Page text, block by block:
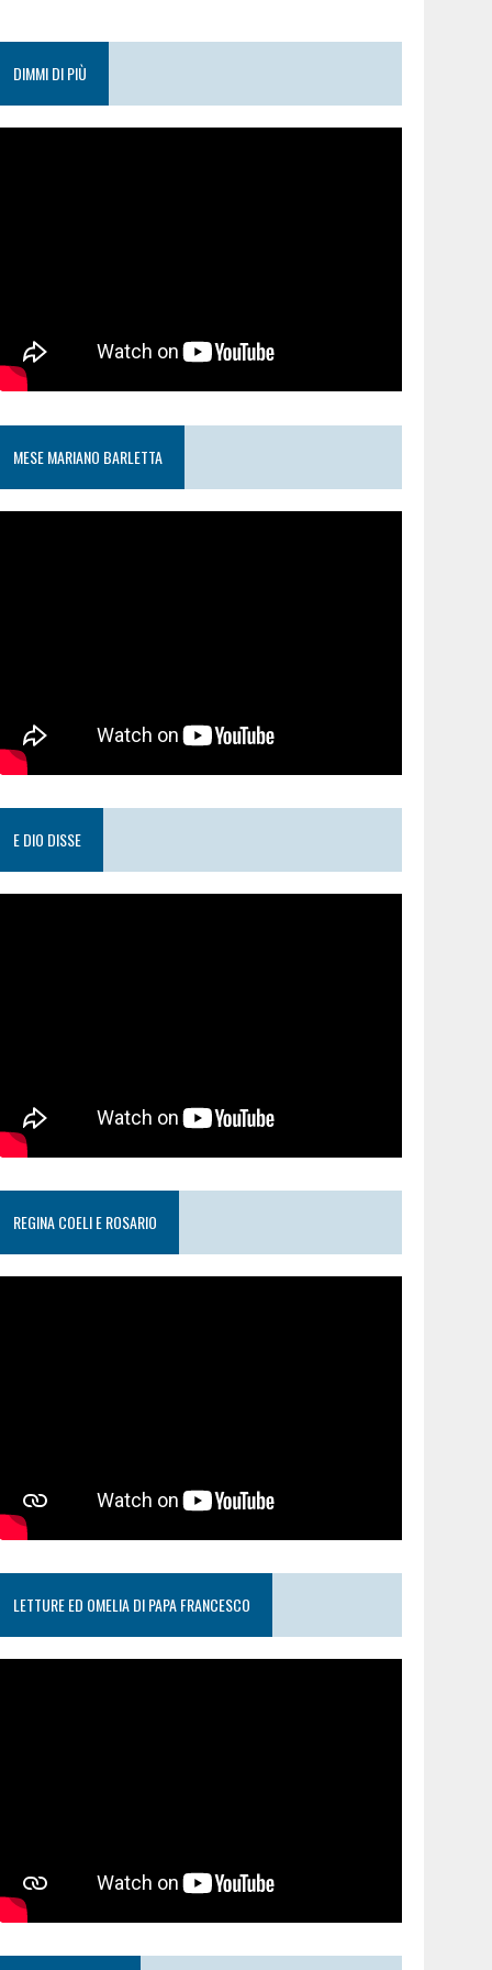
DIMMI DI PIÙ
MESE MARIANO BARLETTA
E DIO DISSE
REGINA COELI E ROSARIO
LETTURE ED OMELIA DI PAPA FRANCESCO